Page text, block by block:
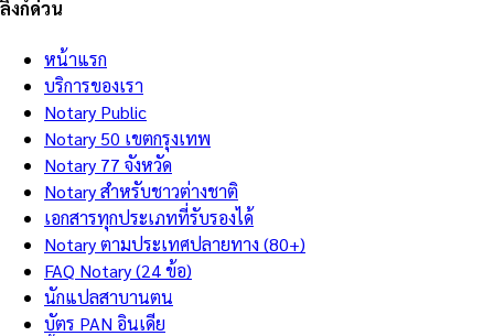
ลิงก์ด่วน
หน้าแรก
บริการของเรา
Notary Public
Notary 50 เขตกรุงเทพ
Notary 77 จังหวัด
Notary สำหรับชาวต่างชาติ
เอกสารทุกประเภทที่รับรองได้
Notary ตามประเทศปลายทาง (80+)
FAQ Notary (24 ข้อ)
นักแปลสาบานตน
บัตร PAN อินเดีย